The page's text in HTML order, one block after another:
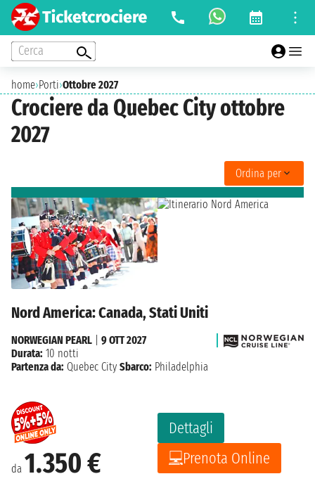
Cerca
home›Porti›Ottobre 2027
Crociere da Quebec City ottobre
2027
Ordina per
Nord America: Canada, Stati Uniti
da 1.350 €
Dettagli
Prenota Online
NORWEGIAN PEARL
9 OTT 2027
Durata: 10 notti
Partenza da: Quebec City Sbarco: Philadelphia